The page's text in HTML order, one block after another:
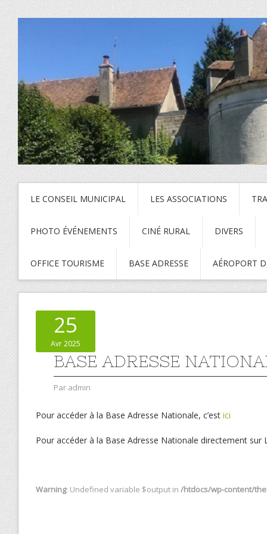
LE CONSEIL MUNICIPAL LES ASSOCIATIONS
PHOTO ÉVÉNEMENTS CINÉ RURAL DIVERS
OFFICE TOURISME BASE ADRESSE AÉROPORT
25
Avr 2025
BASE ADRESSE
Par admin
Pour accéder à la Base Adresse Nationale, c’est ici
Pour accéder à la Base Adresse Nationale directement sur
Warning: Undefined variable $output in /htdocs/wp-content/